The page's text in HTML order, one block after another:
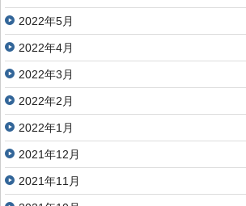
2022年5月
2022年4月
2022年3月
2022年2月
2022年1月
2021年12月
2021年11月